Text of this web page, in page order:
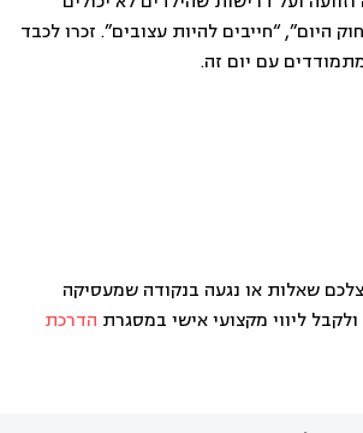
היום”, “חייבים להיות עצובים”. זכרו לכבד
עם יום זה.
שאלות או נגעה בנקודה שמעסיקה
ליווי מקצועי אישי במסגרת הדרכת